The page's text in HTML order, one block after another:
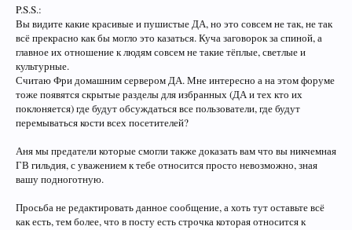
P.S.S.:
Вы видите какие красивые и пушистые ДА, но это совсем не так, не так
всё прекрасно как бы могло это казаться. Куча заговорок за спиной, а
главное их отношение к людям совсем не такие тёплые, светлые и
культурные.
Считаю Фри домашним сервером ДА. Мне интересно а на этом форуме
тоже появятся скрытые разделы для избранных (ДА и тех кто их
поклоняется) где будут обсуждаться все пользователи, где будут
перемываться кости всех посетителей?
Аня мы предатели которые смогли также доказать вам что вы никчемная
ГВ гильдия, с уважением к тебе относится просто невозможно, зная
вашу подноготную.
Просьба не редактировать данное сообщение, а хоть тут оставьте всё
как есть, тем более, что в посту есть строчка которая относится к